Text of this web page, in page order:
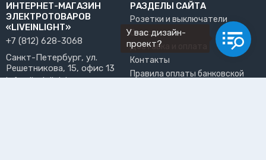
ИНТЕРНЕТ-МАГАЗИН
ЭЛЕКТРОТОВАРОВ
«LIVEINLIGHT»
+7 (812) 628-3068
Санкт-Петербург, ул.
Решетникова, 15, офис 13
info@liveinlight.ru
РАЗДЕЛЫ САЙТА
Розетки и выключатели
О нас
Доставка и оплата
Контакты
Правила оплаты банковской
У вас дизайн-
проект?